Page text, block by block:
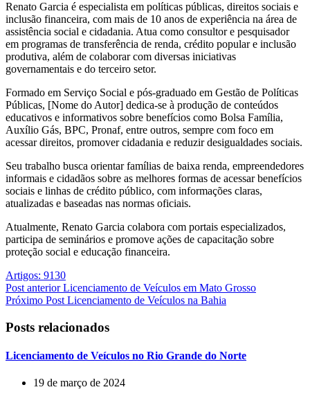
Renato Garcia é especialista em políticas públicas, direitos sociais e
inclusão financeira, com mais de 10 anos de experiência na área de
assistência social e cidadania. Atua como consultor e pesquisador
em programas de transferência de renda, crédito popular e inclusão
produtiva, além de colaborar com diversas iniciativas
governamentais e do terceiro setor.
Formado em Serviço Social e pós-graduado em Gestão de Políticas
Públicas, [Nome do Autor] dedica-se à produção de conteúdos
educativos e informativos sobre benefícios como Bolsa Família,
Auxílio Gás, BPC, Pronaf, entre outros, sempre com foco em
acessar direitos, promover cidadania e reduzir desigualdades sociais.
Seu trabalho busca orientar famílias de baixa renda, empreendedores
informais e cidadãos sobre as melhores formas de acessar benefícios
sociais e linhas de crédito público, com informações claras,
atualizadas e baseadas nas normas oficiais.
Atualmente, Renato Garcia colabora com portais especializados,
participa de seminários e promove ações de capacitação sobre
proteção social e educação financeira.
Artigos: 9130
Post anteriorLicenciamento de Veículos em Mato Grosso
Próximo Post Licenciamento de Veículos na Bahia
Posts relacionados
Licenciamento de Veículos no Rio Grande do Norte
19 de março de 2024